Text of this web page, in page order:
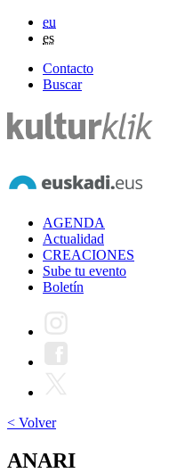
eu
es
Contacto
Buscar
AGENDA
Actualidad
CREACIONES
Sube tu evento
Boletín
< Volver
ANARI